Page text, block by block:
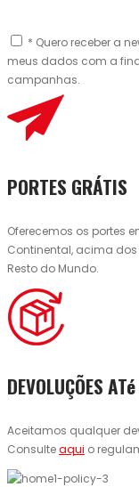
* Quero receber a
meus dados com a
campanhas.
PORTES GRÁTIS
Oferecemos os portes
Continental, acima dos
Resto do Mundo.
DEVOLUÇÕES
Aceitamos qualquer
Consulteaqui o